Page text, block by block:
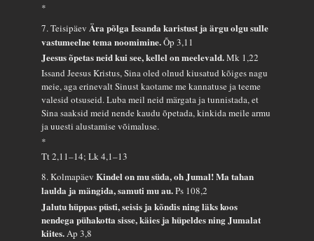
*
7. TeisipäevÄra põlga Issanda karistust ja ärgu olgu sulle
vastumeelne tema noomimine.Õp 3,11
Jeesus õpetas neid kui see, kellel on meelevald.Mk 1,22
Issand Jeesus Kristus, Sina oled olnud kiusatud kõiges nagu
meie, aga erinevalt Sinust kaotame me kannatuse ja teeme
valesid otsuseid. Luba meil neid märgata ja tunnistada, et
Sina saaksid meid nende kaudu õpetada, kinkida meile armu
ja uuesti alustamise võimaluse.
*
Tt 2,11–14; Lk 4,1–13
8. KolmapäevKindel on mu süda, oh Jumal! Ma tahan
laulda ja mängida, samuti mu au.Ps 108,2
Jalutu hüppas püsti, seisis ja kõndis ning läks koos
nendega pühakotta sisse, käies ja hüpeldes ning Jumalat
kiites.Ap 3,8